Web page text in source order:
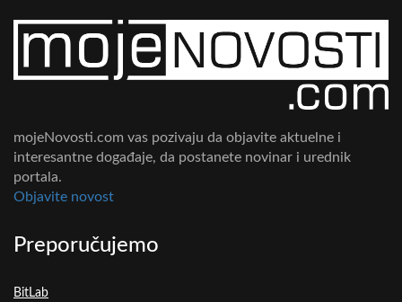
mojeNovosti.com vas pozivaju da objavite aktuelne i
interesantne događaje, da postanete novinar i urednik
portala.
Objavite novost
Preporučujemo
BitLab